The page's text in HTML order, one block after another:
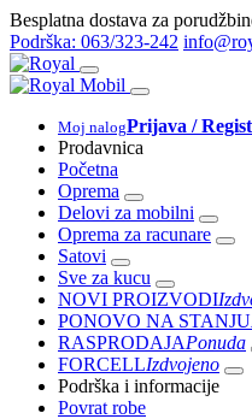
Besplatna dostava za
Podrška: 063/323-242
Moj nalogPrijava /
Prodavnica
Početna
Oprema
Delovi za mobilni
Oprema za racunare
Satovi
Sve za kucu
NOVI PROIZVODI
PONOVO NA STANJU
RASPRODAJAPonuda
FORCELLIzdvojeno
Podrška i informacije
Povrat robe